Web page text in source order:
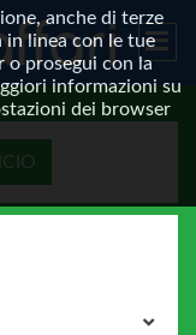
anche di terze
linea con le tue
o prosegui con la
informazioni su
dei browser